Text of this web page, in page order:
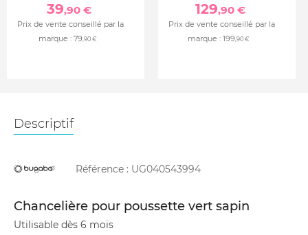
39,90 €
Prix de vente conseillé par la
marque : 79,90 €
129,90 €
Prix de vente conseillé par la
marque : 199,90 €
Descriptif
Référence : UG040543994
Chancelière pour poussette vert sapin
Utilisable dès 6 mois